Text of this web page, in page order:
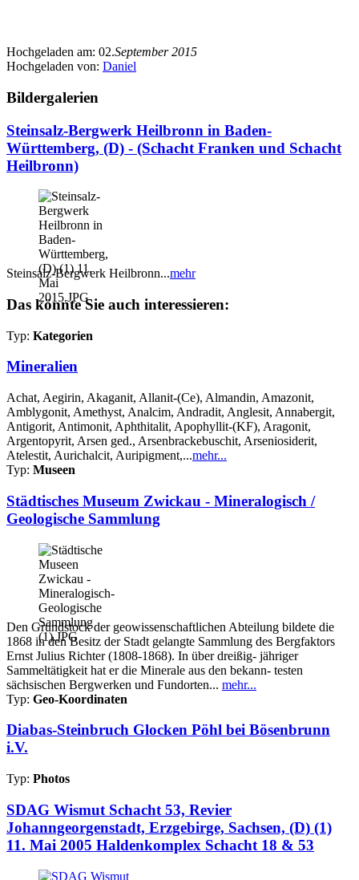
Hochgeladen am: 02.September 2015
Hochgeladen von: Daniel
Bildergalerien
Steinsalz-Bergwerk Heilbronn in Baden-
Württemberg, (D) - (Schacht Franken und Schacht
Heilbronn)
Steinsalz-Bergwerk Heilbronn...mehr
Das könnte Sie auch interessieren:
Typ: Kategorien
Mineralien
Achat, Aegirin, Akaganit, Allanit-(Ce), Almandin, Amazonit,
Amblygonit, Amethyst, Analcim, Andradit, Anglesit, Annabergit,
Antigorit, Antimonit, Aphthitalit, Apophyllit-(KF), Aragonit,
Argentopyrit, Arsen ged., Arsenbrackebuschit, Arseniosiderit,
Atelestit, Aurichalcit, Auripigment,...mehr...
Typ: Museen
Städtisches Museum Zwickau - Mineralogisch /
Geologische Sammlung
Den Grundstock der geowissenschaftlichen Abteilung bildete die
1868 in den Besitz der Stadt gelangte Sammlung des Bergfaktors
Ernst Julius Richter (1808-1868). In über dreißig- jähriger
Sammeltätigkeit hat er die Minerale aus den bekann- testen
sächsischen Bergwerken und Fundorten... mehr...
Typ: Geo-Koordinaten
Diabas-Steinbruch Glocken Pöhl bei Bösenbrunn
i.V.
Typ: Photos
SDAG Wismut Schacht 53, Revier
Johanngeorgenstadt, Erzgebirge, Sachsen, (D) (1)
11. Mai 2005 Haldenkomplex Schacht 18 & 53